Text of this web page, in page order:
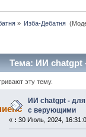
» Изба-Дебатня
Тема: ИИ chatgpt
эту тему.
ИИ chatgpt -
с верующими
« : 30 Июль, 2024,